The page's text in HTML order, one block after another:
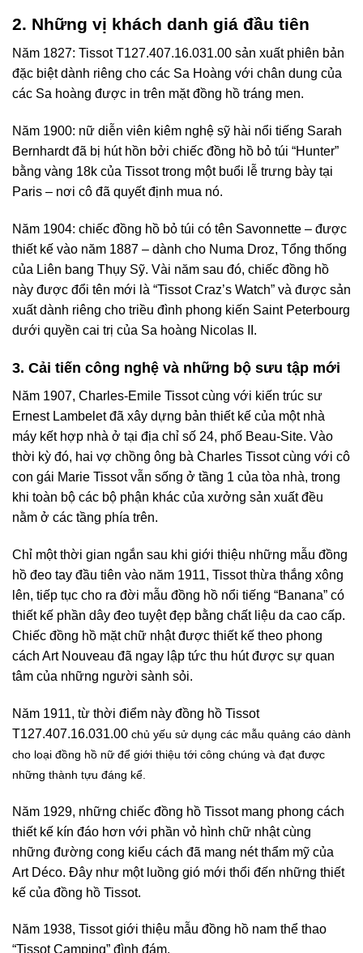
2. Những vị khách danh giá đầu tiên
Năm 1827: Tissot T127.407.16.031.00 sản xuất phiên bản
đặc biệt dành riêng cho các Sa Hoàng với chân dung của
các Sa hoàng được in trên mặt đồng hồ tráng men.
Năm 1900: nữ diễn viên kiêm nghệ sỹ hài nổi tiếng Sarah
Bernhardt đã bị hút hồn bởi chiếc đồng hồ bỏ túi “Hunter”
bằng vàng 18k của Tissot trong một buổi lễ trưng bày tại
Paris – nơi cô đã quyết định mua nó.
Năm 1904: chiếc đồng hồ bỏ túi có tên Savonnette – được
thiết kế vào năm 1887 – dành cho Numa Droz, Tổng thống
của Liên bang Thụy Sỹ. Vài năm sau đó, chiếc đồng hồ
này được đổi tên mới là “Tissot Craz’s Watch” và được sản
xuất dành riêng cho triều đình phong kiến Saint Peterbourg
dưới quyền cai trị của Sa hoàng Nicolas II.
3. Cải tiến công nghệ và những bộ sưu tập mới
Năm 1907, Charles-Emile Tissot cùng với kiến trúc sư
Ernest Lambelet đã xây dựng bản thiết kế của một nhà
máy kết hợp nhà ở tại địa chỉ số 24, phố Beau-Site. Vào
thời kỳ đó, hai vợ chồng ông bà Charles Tissot cùng với cô
con gái Marie Tissot vẫn sống ở tầng 1 của tòa nhà, trong
khi toàn bộ các bộ phận khác của xưởng sản xuất đều
nằm ở các tầng phía trên.
Chỉ một thời gian ngắn sau khi giới thiệu những mẫu đồng
hồ đeo tay đầu tiên vào năm 1911, Tissot thừa thắng xông
lên, tiếp tục cho ra đời mẫu đồng hồ nổi tiếng “Banana” có
thiết kế phần dây đeo tuyệt đẹp bằng chất liệu da cao cấp.
Chiếc đồng hồ mặt chữ nhật được thiết kế theo phong
cách Art Nouveau đã ngay lập tức thu hút được sự quan
tâm của những người sành sỏi.
Năm 1911, từ thời điểm này đồng hồ Tissot
T127.407.16.031.00 chủ yếu sử dụng các mẫu quảng cáo dành
cho loại đồng hồ nữ để giới thiệu tới công chúng và đạt được
những thành tựu đáng kể.
Năm 1929, những chiếc đồng hồ Tissot mang phong cách
thiết kế kín đáo hơn với phần vỏ hình chữ nhật cùng
những đường cong kiểu cách đã mang nét thẩm mỹ của
Art Déco. Đây như một luồng gió mới thổi đến những thiết
kế của đồng hồ Tissot.
Năm 1938, Tissot giới thiệu mẫu đồng hồ nam thể thao
“Tissot Camping” đình đám.